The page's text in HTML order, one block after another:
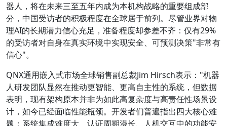
器人，将在未来三至五年内成为本机构战略的重要组成部
分，中国受访者的积极程度在全球居于前列。尽管业界对物
理AI的长期潜力信心充足，准备程度却参差不齐：仅有29%
的受访者对自身在真实环境中实现安全、可预测决策"非常有
信心"。
QNX通用嵌入式市场全球销售副总裁Jim Hirsch表示："机器
人研发团队显然在推动更智能、更高自主性的系统，但数据
表明，现有架构原本并非为如此高复杂度与高责任性场景设
计，如今已经面临性能瓶颈。开发者们普遍指出四大核心难
题：系统集成难度大、认证周期漫长、人机交互中的功能安